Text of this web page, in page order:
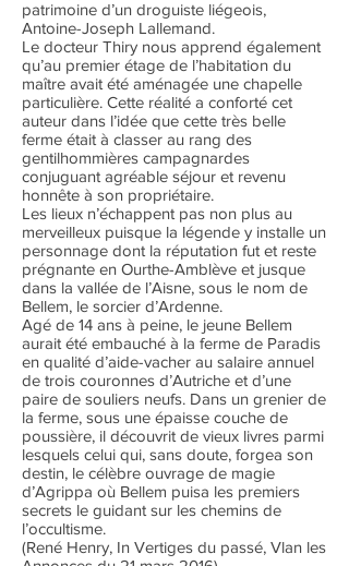
patrimoine d’un droguiste liégeois,
Antoine-Joseph Lallemand.
Le docteur Thiry nous apprend également
qu’au premier étage de l’habitation du
maître avait été aménagée une chapelle
particulière. Cette réalité a conforté cet
auteur dans l’idée que cette très belle
ferme était à classer au rang des
gentilhommières campagnardes
conjuguant agréable séjour et revenu
honnête à son propriétaire.
Les lieux n’échappent pas non plus au
merveilleux puisque la légende y installe un
personnage dont la réputation fut et reste
prégnante en Ourthe-Amblève et jusque
dans la vallée de l’Aisne, sous le nom de
Bellem, le sorcier d’Ardenne.
Agé de 14 ans à peine, le jeune Bellem
aurait été embauché à la ferme de Paradis
en qualité d’aide-vacher au salaire annuel
de trois couronnes d’Autriche et d’une
paire de souliers neufs. Dans un grenier de
la ferme, sous une épaisse couche de
poussière, il découvrit de vieux livres parmi
lesquels celui qui, sans doute, forgea son
destin, le célèbre ouvrage de magie
d’Agrippa où Bellem puisa les premiers
secrets le guidant sur les chemins de
l’occultisme.
(René Henry, In Vertiges du passé, Vlan les